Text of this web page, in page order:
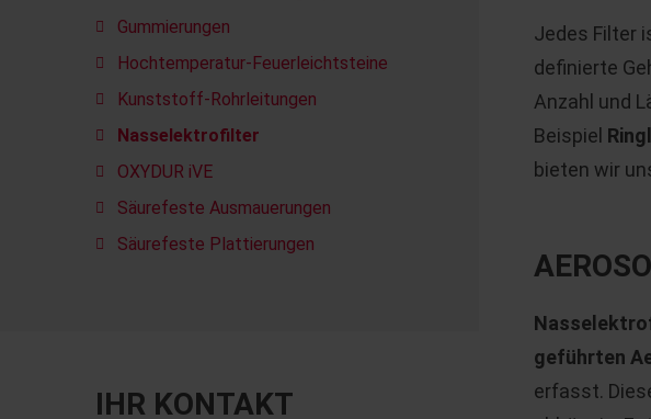
Gummierungen
Hochtemperatur-Feuerleichtsteine
Kunststoff-Rohrleitungen
Nasselektrofilter
OXYDUR iVE
Säurefeste Ausmauerungen
Säurefeste Plattierungen
IHR KONTAKT
Jedes Filter
definierte
Anzahl und
Beispiel
bieten wir
geführten
erfasst.